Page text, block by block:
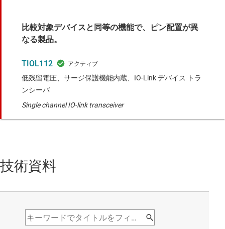
比較対象デバイスと同等の機能で、ピン配置が異
なる製品。
TIOL112
低残留電圧、サージ保護機能内蔵、IO-Link デバイス トラ
ンシーバ
Single channel IO-link transceiver
技術資料